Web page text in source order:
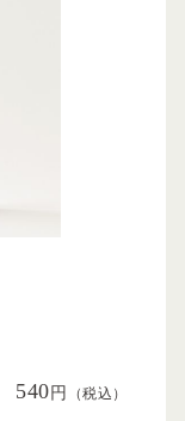
540円 （税込）